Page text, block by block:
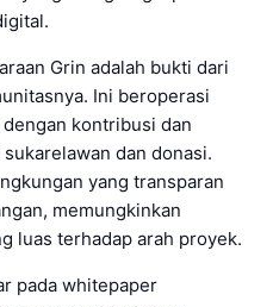
Grin adalah bukti dari
Ini beroperasi
kontribusi dan
dan donasi.
yang transparan
memungkinkan
luas terhadap arah proyek.
pada whitepaper